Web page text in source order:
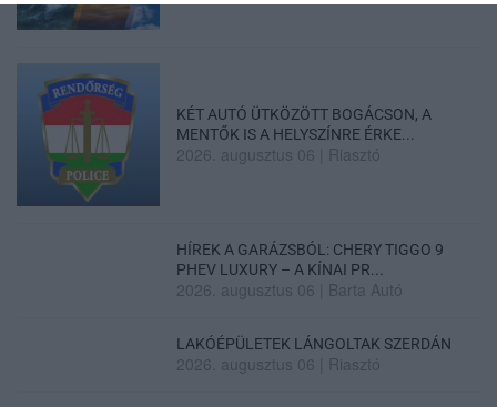
KÉT AUTÓ ÜTKÖZÖTT BOGÁCSON, A
MENTŐK IS A HELYSZÍNRE ÉRKE...
2026. augusztus 06 Riasztó
HÍREK A GARÁZSBÓL: CHERY TIGGO 9
PHEV LUXURY – A KÍNAI PR...
2026. augusztus 06 Barta Autó
LAKÓÉPÜLETEK LÁNGOLTAK SZERDÁN
2026. augusztus 06 Riasztó